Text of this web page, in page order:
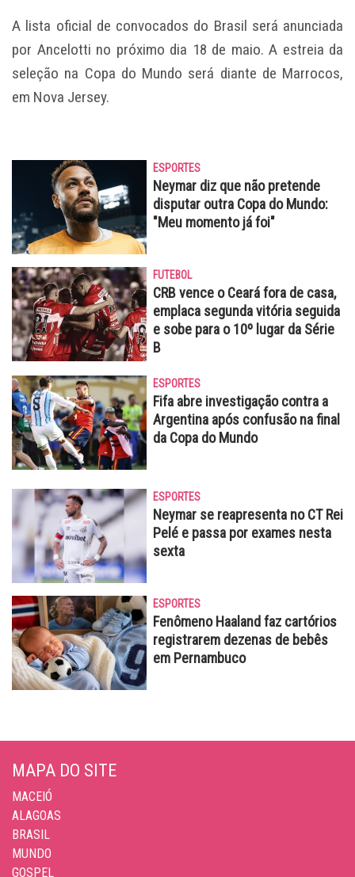
A lista oficial de convocados do Brasil será anunciada
por Ancelotti no próximo dia 18 de maio. A estreia da
seleção na Copa do Mundo será diante de Marrocos,
em Nova Jersey.
ESPORTES
Neymar diz que não pretende
disputar outra Copa do Mundo:
"Meu momento já foi"
FUTEBOL
CRB vence o Ceará fora de casa,
emplaca segunda vitória seguida
e sobe para o 10º lugar da Série
B
ESPORTES
Fifa abre investigação contra a
Argentina após confusão na final
da Copa do Mundo
ESPORTES
Neymar se reapresenta no CT Rei
Pelé e passa por exames nesta
sexta
ESPORTES
Fenômeno Haaland faz cartórios
registrarem dezenas de bebês
em Pernambuco
MAPA DO SITE
MACEIÓ
ALAGOAS
BRASIL
MUNDO
GOSPEL